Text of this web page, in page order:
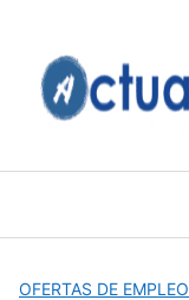
contenido
OFERTAS DE EMPLEO